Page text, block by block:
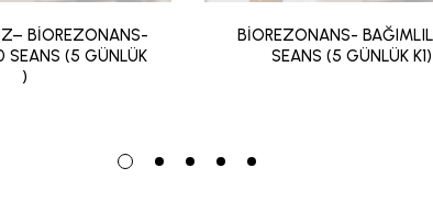
BİOREZONANS-
SEANS (5 GÜNLÜK
)
BİOREZONANS-
SEANS (5 GÜNLÜK K1)